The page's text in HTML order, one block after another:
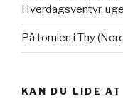
Hverdagsventyr,
På tomlen i Thy
KAN DU LIDE